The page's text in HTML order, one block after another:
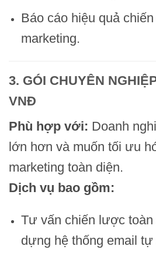
Báo cáo hiệu quả
marketing.
3. GÓI CHUYÊN
VNĐ
Phù hợp với: Doanh
lớn hơn và muốn tối ưu
marketing toàn diện.
Dịch vụ bao gồm:
Tư vấn chiến lược toàn
dựng hệ thống email tự